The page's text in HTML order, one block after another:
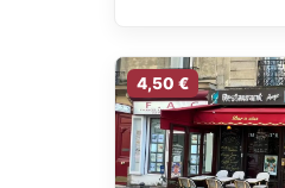
4,50 €